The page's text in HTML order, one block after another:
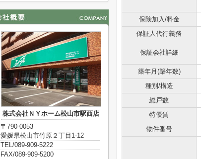
保険加入/料金
保証人代行義務
保証会社詳細
築年月(築年数)
種別/構造
総戸数
特優賃
物件番号
株式会社ＮＹホーム松山市駅西店
〒790-0053
愛媛県松山市竹原２丁目1-12
TEL/089-909-5222
FAX/089-909-5200